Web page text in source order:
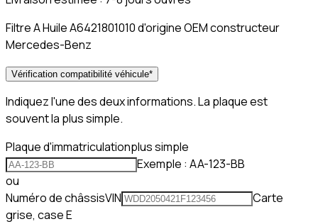
Filtre A Huile A6421801010 d'origine OEM constructeur
Mercedes-Benz
Vérification compatibilité véhicule*
Indiquez l'une des deux informations. La plaque est
souvent la plus simple.
Plaque d'immatriculationplus simple
Exemple : AA-123-BB
ou
Numéro de châssisVIN
Carte
grise, case E